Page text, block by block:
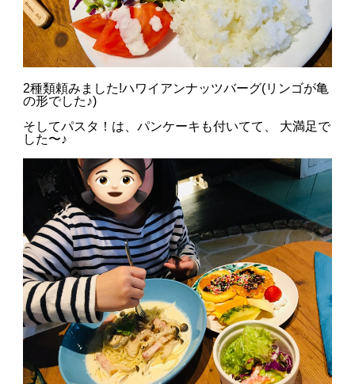
2種類頼みました!ハワイアンナッツバーグ(リンゴが亀
の形でした♪)
そしてパスタ！は、パンケーキも付いてて、 大満足で
した〜♪